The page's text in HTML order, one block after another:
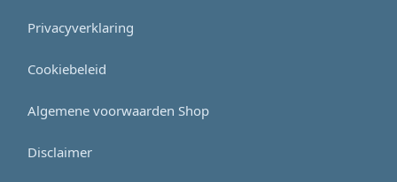
Privacyverklaring
Cookiebeleid
Algemene voorwaarden Shop
Disclaimer